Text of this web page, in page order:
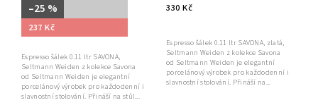
–25 %
237 Kč
Espresso šálek 0.11 ltr SAVONA,
Seltmann Weiden z kolekce Savona
od Seltmann Weiden je elegantní
porcelánový výrobek pro každodenní i
slavnostní stolování. Přináší na stůl...
330 Kč
Espresso šálek 0.11 ltr SAVONA, zlatá,
Seltmann Weiden z kolekce Savona
od Seltmann Weiden je elegantní
porcelánový výrobek pro každodenní i
slavnostní stolování. Přináší na...